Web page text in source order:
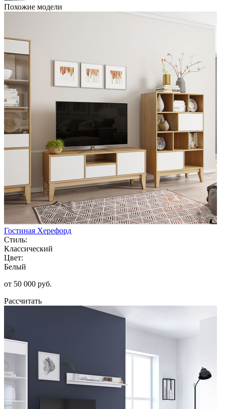
Похожие модели
Гостиная Херефорд
Стиль:
Классический
Цвет:
Белый
от 50 000 руб.
Рассчитать